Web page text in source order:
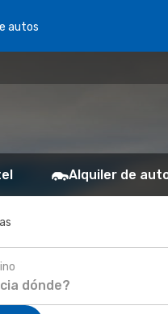
autos
Alquiler de